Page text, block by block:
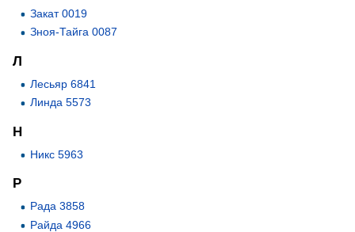
Закат 0019
Зноя-Тайга 0087
Л
Лесьяр 6841
Линда 5573
Н
Никс 5963
Р
Рада 3858
Райда 4966